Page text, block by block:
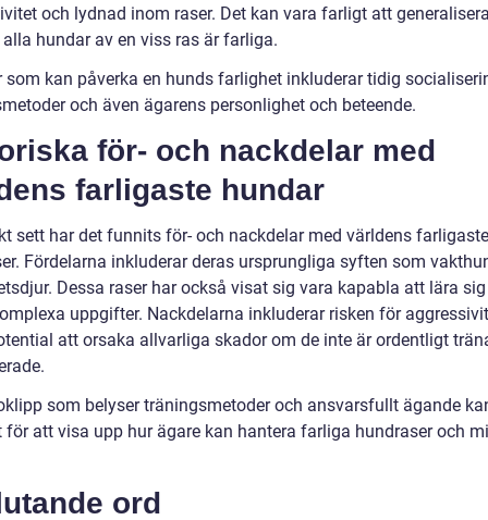
och lydnad inom raser. Det kan vara farligt att
hundar av en viss ras är farliga.
som kan påverka en hunds farlighet inkluderar tidig
och även ägarens personlighet och beteende.
för- och nackdelar med
farligaste hundar
sett har det funnits för- och nackdelar med världens farligaste
Fördelarna inkluderar deras ursprungliga syften som
Dessa raser har också visat sig vara kapabla att lära
uppgifter. Nackdelarna inkluderar risken för
att orsaka allvarliga skador om de inte är ordentligt
som belyser träningsmetoder och ansvarsfullt ägande
att visa upp hur ägare kan hantera farliga hundraser och
ord